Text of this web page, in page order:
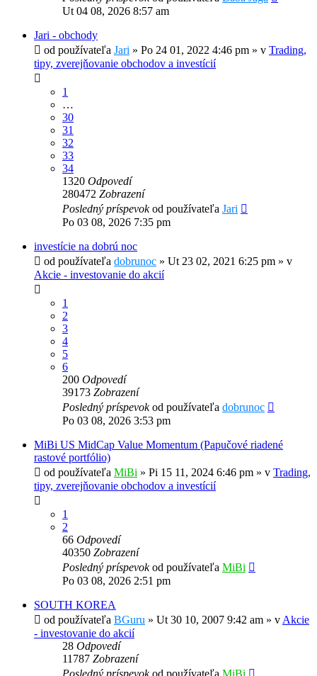
Ut 04 08, 2026 8:57 am
Jari - obchody
od používateľa Jari » Po 24 01, 2022 4:46 pm » v Trading,
tipy, zverejňovanie obchodov a investícií
1
…
30
31
32
33
34
1320 Odpovedí
280472 Zobrazení
Posledný príspevokod používateľa Jari
Po 03 08, 2026 7:35 pm
investície na dobrú noc
od používateľa dobrunoc » Ut 23 02, 2021 6:25 pm » v
Akcie - investovanie do akcií
1
2
3
4
5
6
200 Odpovedí
39173 Zobrazení
Posledný príspevokod používateľa dobrunoc
Po 03 08, 2026 3:53 pm
MiBi US MidCap Value Momentum (Papučové riadené
rastové portfólio)
od používateľa MiBi » Pi 15 11, 2024 6:46 pm » v Trading,
tipy, zverejňovanie obchodov a investícií
1
2
66 Odpovedí
40350 Zobrazení
Posledný príspevokod používateľa MiBi
Po 03 08, 2026 2:51 pm
SOUTH KOREA
od používateľa BGuru » Ut 30 10, 2007 9:42 am » vAkcie
- investovanie do akcií
28 Odpovedí
11787 Zobrazení